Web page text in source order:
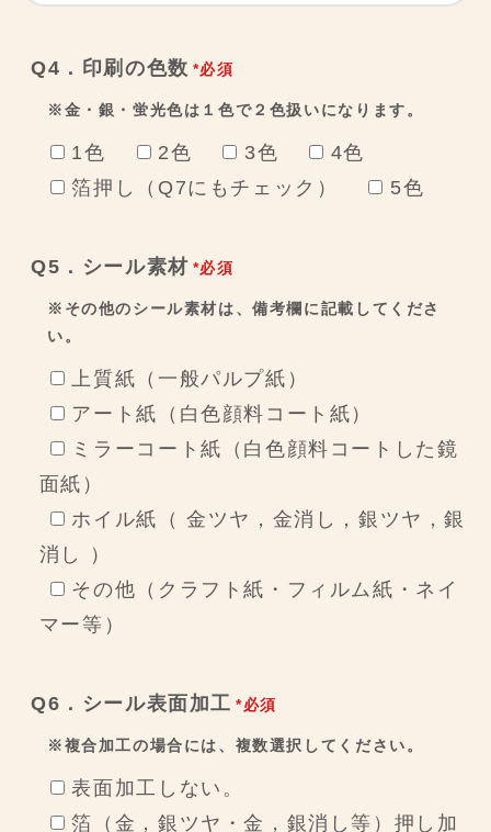
Q4．印刷の色数 *必須
※金・銀・蛍光色は１色で２色扱いになります。
1色 2色 3色
4色
箔押し（Q7にもチェック）
5色
Q5．シール素材 *必須
※その他のシール素材は、備考欄に記載してくださ
い。
上質紙（一般パルプ紙）
アート紙（白色顔料コート紙）
ミラーコート紙（白色顔料コートした鏡
面紙）
ホイル紙（ 金ツヤ，金消し，銀ツヤ，銀
消し ）
その他（クラフト紙・フィルム紙・ネイ
マー等）
Q6．シール表面加工 *必須
※複合加工の場合には、複数選択してください。
表面加工しない。
箔（金，銀ツヤ・金，銀消し等）押し加